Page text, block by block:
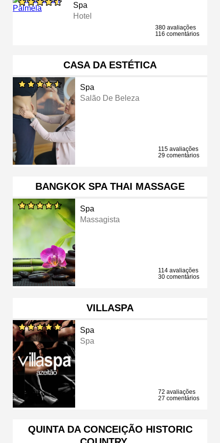
Spa
Hotel
380 avaliações
116 comentários
CASA DA ESTÉTICA
Spa
Salão De Beleza
115 avaliações
29 comentários
BANGKOK SPA THAI MASSAGE
Spa
Massagista
114 avaliações
30 comentários
VILLASPA
Spa
Spa
72 avaliações
27 comentários
QUINTA DA CONCEIÇÃO HISTORIC